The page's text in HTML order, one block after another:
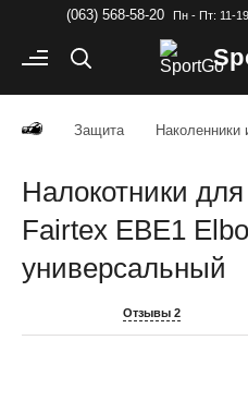
(063) 568-58-20 Пн - Пт: 11-
Защита Наколенники
Налокотники для
Fairtex EBE1
универсальный
Отзывы 2